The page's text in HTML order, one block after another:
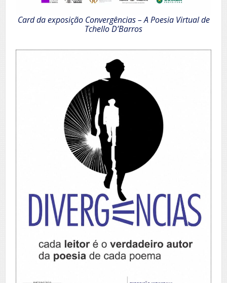
Card da exposição Convergências – A Poesia Virtual de
Tchello D’Barros